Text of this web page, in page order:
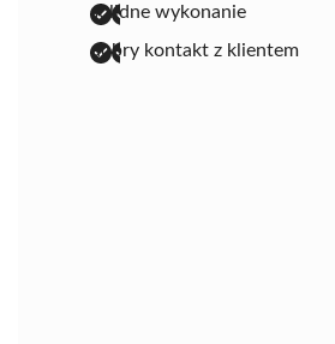
solidne wykonanie
dobry kontakt z klientem